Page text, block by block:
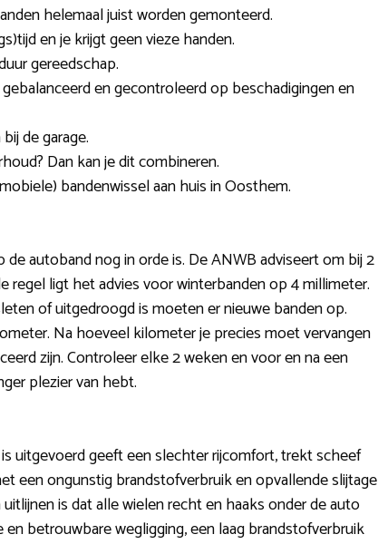
helemaal juist worden gemonteerd.
en je krijgt geen vieze handen.
gereedschap.
en gecontroleerd op beschadigingen en
de garage.
Dan kan je dit combineren.
bandenwissel aan huis in Oosthem.
autoband nog in orde is. De ANWB adviseert om bij 2
regel ligt het advies voor winterbanden op 4 millimeter.
of uitgedroogd is moeten er nieuwe banden op.
Na hoeveel kilometer je precies moet vervangen
zijn. Controleer elke 2 weken en voor en na een
plezier van hebt.
uitgevoerd geeft een slechter rijcomfort, trekt scheef
een ongunstig brandstofverbruik en opvallende slijtage
is dat alle wielen recht en haaks onder de auto
betrouwbare wegligging, een laag brandstofverbruik